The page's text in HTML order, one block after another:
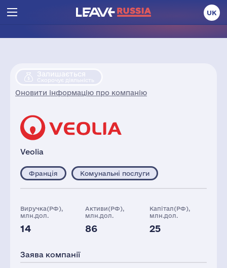
UK
Залишається
Скорочує діяльність
Оновити інформацію про компанію
Veolia
Франція Комунальні послуги
Виручка(РФ),
млн.дол.
14
Активи(РФ),
млн.дол.
86
Капітал(РФ),
млн.дол.
25
30139
Заява компанії